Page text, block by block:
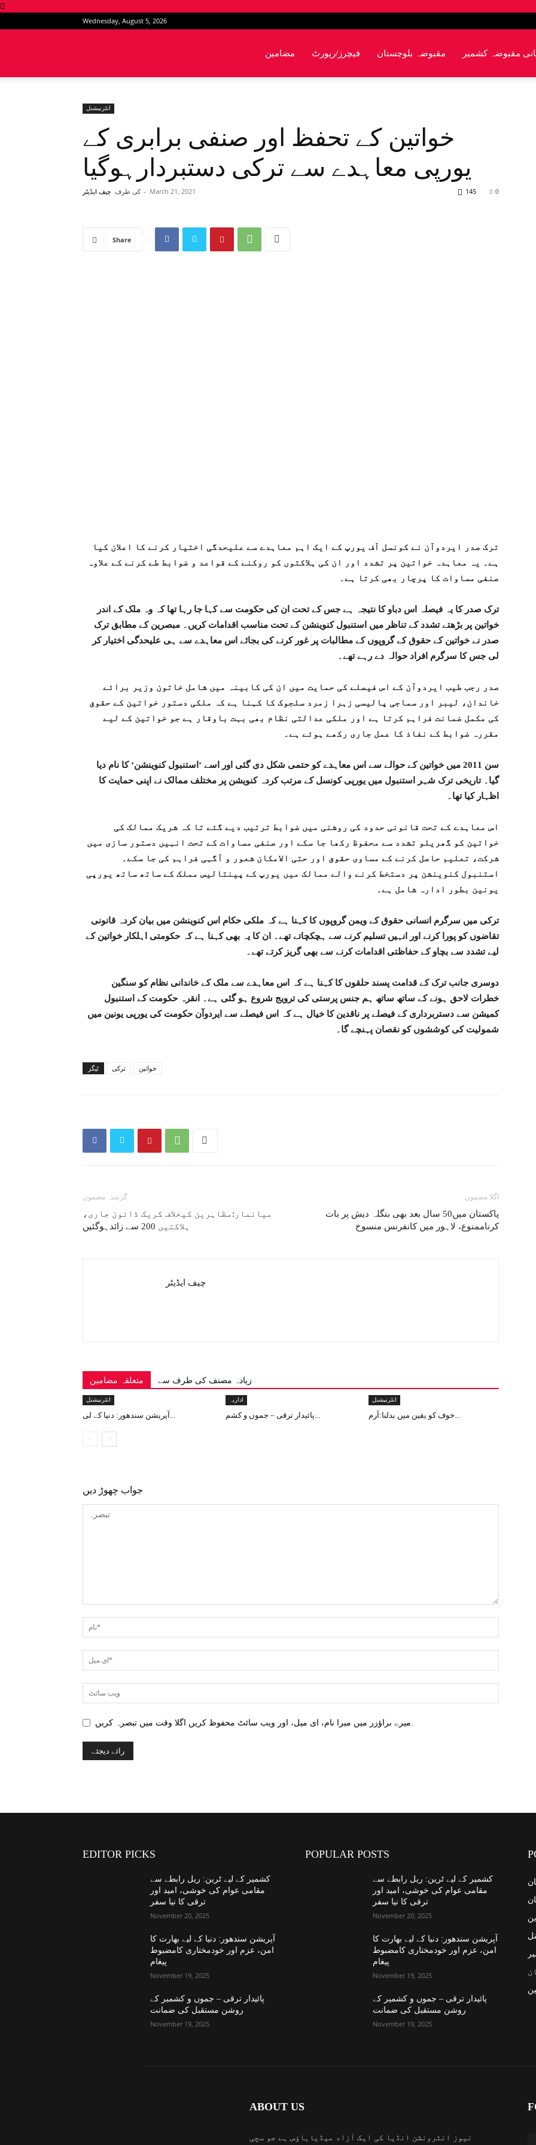
Wednesday, August 5, 2026
مضامین فیچرز/رپورٹ مقبوضہ بلوچستان مقبوضہ کشمیر
انٹرنیشنل
خواتین کے تحفظ اور صنفی برابری کے
یورپی معاہدے سے ترکی دستبردارہوگیا
کی طرف چیف ایڈیٹر - March 21, 2021 0
145
Share
ترک صدر ایردوآن نے کونسل آف یورپ کے ایک اہم معاہدے سے علیحدگی اختیار کرنے کا اعلان کیا
ہے۔ یہ معاہدہ خواتین پر تشدد اور ان کی ہلاکتوں کو روکنے کے قواعد و ضوابط طے کرنے کے علاوہ
صنفی مساوات کا پرچار بھی کرتا ہے۔
ترک صدر کا یہ فیصلہ اس دباو کا نتیجہ ہے جس کے تحت ان کی حکومت سے کہا جا رہا تھا کہ وہ ملک کے اندر
خواتین پر بڑھتے تشدد کے تناظر میں استنبول کنوینشن کے تحت مناسب اقدامات کریں۔ مبصرین کے مطابق ترک
صدر نے خواتین کے حقوق کے گروپوں کے مطالبات پر غور کرنے کی بجائے اس معاہدے سے ہی علیحدگی اختیار کر
لی جس کا سرگرم افراد حوالہ دے رہے تھے۔
صدر رجب طیب ایردوآن کے اس فیصلے کی حمایت میں ان کی کابینہ میں شامل خاتون وزیر برائے
خاندان، لیبر اور سماجی پالیسی زہرا زمرد سلجوک کا کہنا ہے کہ ملکی دستور خواتین کے حقوق
کی مکمل ضمانت فراہم کرتا ہے اور ملکی عدالتی نظام بھی بہت باوقار ہے جو خواتین کے لیے
مقررہ ضوابط کے نفاذ کا عمل جاری رکھے ہوئے ہے۔
سن 2011 میں خواتین کے حوالے سے اس معاہدے کو حتمی شکل دی گئی اور اسے ‘استنبول کنوینشن‘ کا نام دیا
گیا۔ تاریخی ترک شہر استنبول میں یورپی کونسل کے مرتب کردہ کنویشن پر مختلف ممالک نے اپنی حمایت کا
اظہار کیا تھا۔
اس معاہدے کے تحت قانونی حدود کی روشنی میں ضوابط ترتیب دیے گئے تا کہ شریک ممالک کی
خواتین کو گھریلو تشدد سے محفوظ رکھا جا سکے اور صنفی مساوات کے تحت انہیں دستور سازی میں
شرکت، تعلیم حاصل کرنے کے مساوی حقوق اور حتی الامکان شعور و آگہی فراہم کی جا سکے۔
استنبول کنوینشن پر دستخط کرنے والے ممالک میں یورپ کے پینتالیس مملک کے ساتھ ساتھ یورپی
یونین بطور ادارہ شامل ہے۔
ترکی میں سرگرم انسانی حقوق کے ویمن گروپوں کا کہنا ہے کہ ملکی حکام اس کنوینشن میں بیان کردہ قانونی
تقاضوں کو پورا کرنے اور انہیں تسلیم کرنے سے ہچکچاتے تھے۔ ان کا یہ بھی کہنا ہے کہ حکومتی اہلکار خواتین کے
لیے تشدد سے بچاو کے حفاظتی اقدامات کرنے سے بھی گریز کرتے تھے۔
دوسری جانب ترک کے قدامت پسند حلقوں کا کہنا ہے کہ اس معاہدے سے ملک کے خاندانی نظام کو سنگین
خطرات لاحق ہونے کے ساتھ ساتھ ہم جنس پرستی کی ترویج شروع ہو گئی ہے۔ انقرہ حکومت کے استنبول
کمیشن سے دستربرداری کے فیصلے پر ناقدین کا خیال ہے کہ اس فیصلے سے ایردوآن حکومت کی یورپی یونین میں
شمولیت کی کوششوں کو نقصان پہنچے گا۔
ٹیگز ترکی خواتین
گزشتہ مضمون
میانمار:مظاہرین کیخلاف کریک ڈائون جاری،
ہلاکتیں 200 سے زائدہوگئیں
اگلا مضمون
پاکستان میں50 سال بعد بھی بنگلہ دیش پر بات
کرناممنوع، لاہور میں کانفرنس منسوخ
چیف ایڈیٹر
متعلقہ مضامین زیادہ مصنف کی طرف سے
انٹرنیشنل
آپریشن سندھور: دنیا کے لی...
اداریہ
پائیدار ترقی – جموں و کشم...
انٹرنیشنل
خوف کو یقین میں بدلنا:آرم...
جواب چھوڑ دیں
میرے براؤزر میں میرا نام، ای میل، اور ویب سائٹ محفوظ کریں اگلا وقت میں تبصرہ کریں.
EDITOR PICKS
کشمیر کے لیے ٹرین: ریل رابطے سے
مقامی عوام کی خوشی، امید اور
ترقی کا نیا سفر
November 20, 2025
آپریشن سندھور: دنیا کے لیے بھارت کا
امن، عزم اور خودمختاری کامضبوط
پیغام
November 19, 2025
پائیدار ترقی – جموں و کشمیر کے
روشن مستقبل کی ضمانت
November 19, 2025
POPULAR POSTS
کشمیر کے لیے ٹرین: ریل رابطے سے
مقامی عوام کی خوشی، امید اور
ترقی کا نیا سفر
November 20, 2025
آپریشن سندھور: دنیا کے لیے بھارت کا
امن، عزم اور خودمختاری کامضبوط
پیغام
November 19, 2025
پائیدار ترقی – جموں و کشمیر کے
روشن مستقبل کی ضمانت
November 19, 2025
ABOUT US
نیوز انٹرونشن انڈیا کی ایک آزاد میڈیاہاؤس ہے جو سچی